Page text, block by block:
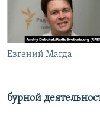
Евгений Магда
бурной